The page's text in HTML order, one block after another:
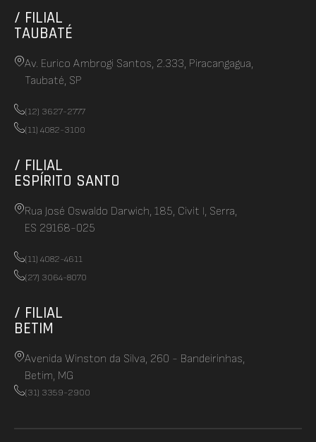
/ FILIAL
TAUBATÉ
Av. Eurico Ambrogi Santos, 2.333, Piracangagua,
Taubaté, SP
(12) 3627-2777
(11) 4082-3100
/ FILIAL
ESPÍRITO SANTO
Rua José Oswaldo Darwich, 185, Civit I, Serra,
ES 29168-025
(11) 4082-4611
(27) 3064-8070
/ FILIAL
BETIM
Avenida Winston da Silva, 260 - Bandeirinhas,
Betim, MG
(31) 3359-2900